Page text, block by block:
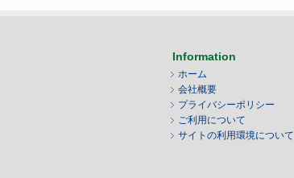
Information
ホーム
会社概要
プライバシーポリシー
ご利用について
サイトの利用環境について